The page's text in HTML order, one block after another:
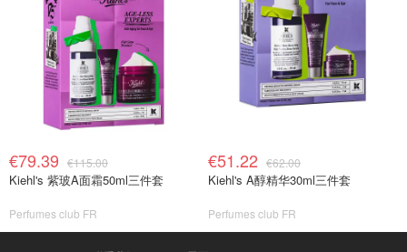
€79.39 €115.00
Kiehl's 紫玻A面霜50ml三件套
Perfumes club FR
€51.22 €62.00
Kiehl's A醇精华30ml三件套
Perfumes club FR